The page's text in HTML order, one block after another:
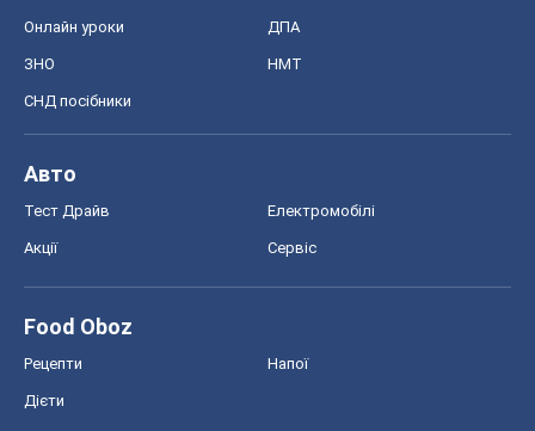
Онлайн уроки ДПА
ЗНО НМТ
СНД посібники
Авто
Тест Драйв Електромобілі
Акції Сервіс
Food Oboz
Рецепти Напої
Дієти